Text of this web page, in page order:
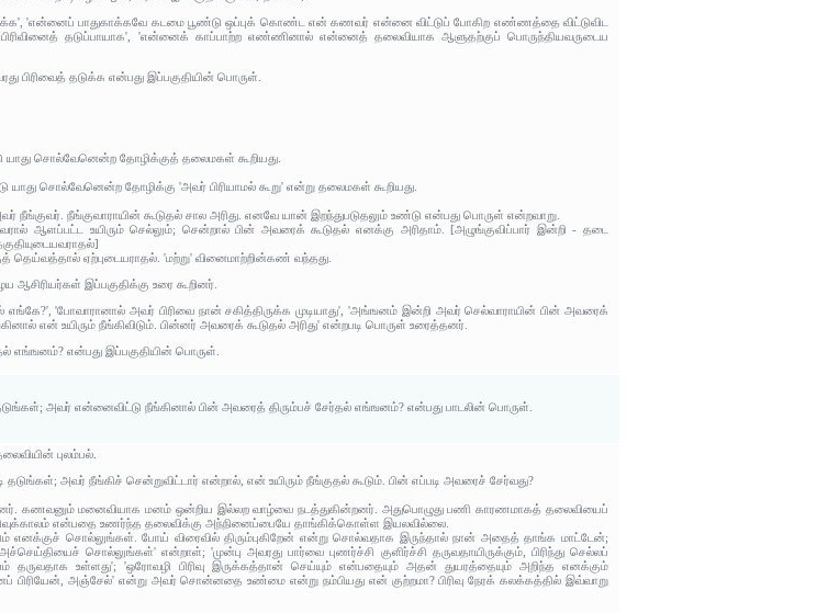
'என்னைப் பாதுகாக்கவே கடமை பூண்டு ஒப்புக் கொண்ட என் கணவர் என்னை விட்டுப் போகிற எண்ணத்தை விட்டுவிட
பிரிவினைத் தடுப்பாயாக', 'என்னைக் காப்பாற்ற எண்ணினால் என்னைத் தலைவியாக ஆளுதற்குப் பொருந்தியவருடைய
தடுக்க என்பது இப்பகுதியின் பொருள்.
யாது சொல்வேனென்ற தோழிக்குத் தலைமகள் கூறியது.
யாது சொல்வேனென்ற தோழிக்கு 'அவர் பிரியாமல் கூறு' என்று தலைமகள் கூறியது.
நீங்குவர். நீங்குவாராயின் கூடுதல் சால அரிது. எனவே யான் இறந்துபடுதலும் உண்டு என்பது பொருள் என்றவாறு.
ஆளப்பட்ட உயிரும் செல்லும்; சென்றால் பின் அவரைக் கூடுதல் எனக்கு அரிதாம். [அழுங்குவிப்பார் இன்றி - தடை
தெய்வத்தால் ஏற்புடையராதல். 'மற்று' வினைமாற்றின்கண் வந்தது.
ஆசிரியர்கள் இப்பகுதிக்கு உரை கூறினர்.
எங்கே?', 'போவாரானால் அவர் பிரிவை நான் சகித்திருக்க முடியாது', 'அங்ஙனம் இன்றி அவர் செல்வாராயின் பின் அவரைக்
என் உயிரும் நீங்கிவிடும். பின்னர் அவரைக் கூடுதல் அரிது' என்றபடி பொருள் உரைத்தனர்.
எங்ஙனம்? என்பது இப்பகுதியின் பொருள்.
அவர் என்னைவிட்டு நீங்கினால் பின் அவரைத் திரும்பச் சேர்தல் எங்ஙனம்? என்பது பாடலின் பொருள்.
புலம்பல்.
அவர் நீங்கிச் சென்றுவிட்டார் என்றால், என் உயிரும் நீங்குதல் கூடும். பின் எப்படி அவரைச் சேர்வது?
கணவனும் மனைவியாக மனம் ஒன்றிய இல்லற வாழ்வை நடத்துகின்றனர். அதுபொழுது பணி காரணமாகத் தலைவியைப்
என்பதை உணர்ந்த தலைவிக்கு அந்நினைப்பையே தாங்கிக்கொள்ள இயலவில்லை.
எனக்குச் சொல்லுங்கள். போய் விரைவில் திரும்புகிறேன் என்று சொல்வதாக இருந்தால் நான் அதைத் தாங்க மாட்டேன்;
சொல்லுங்கள்' என்றாள்; 'முன்பு அவரது பார்வை புணர்ச்சி குளிர்ச்சி தருவதாயிருக்கும், பிரிந்து செல்லப்
உள்ளது'; 'ஒரோவழி பிரிவு இருக்கத்தான் செய்யும் என்பதையும் அதன் துயரத்தையும் அறிந்த எனக்கும்
பிரியேன், அஞ்சேல்' என்று அவர் சொன்னதை உண்மை என்று நம்பியது என் குற்றமா? பிரிவு நேரக் கலக்கத்தில் இவ்வாறு